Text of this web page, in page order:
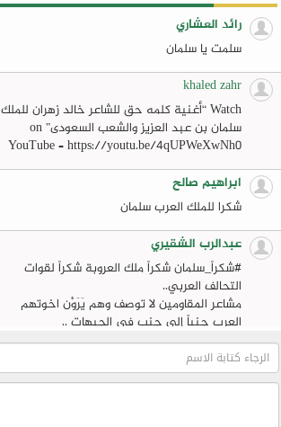
رائد العشاري
سلمت يا سلمان
khaled zahr
Watch “أغنية كلمه حق للشاعر خالد زهران للملك
سلمان بن عبد العزيز والشعب السعودى” on
YouTube – https://youtu.be/4qUPWeXwNh0
ابراهيم صالح
شكرا للملك العرب سلمان
عبدالرب الشقيري
#‏شكراً_سلمان‬ شكراً ملك العروبة شكراً لقوات
التحالف العربي..
مشاعر المقاومين لا توصف وهم يَرَوْن اخوتهم
العرب جنباً إلى جنب في الجبهات ..
لا عزاء للخونة والمنبطحين
FB